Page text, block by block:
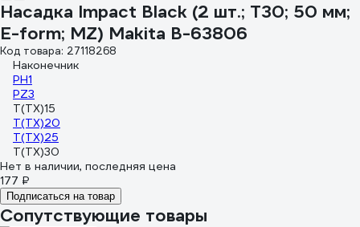
Насадка Impact Black (2 шт.; T30; 50 мм;
E-form; MZ) Makita B-63806
Код товара: 27118268
Наконечник
PH1
PZ3
Т(ТХ)15
Т(ТХ)20
Т(ТХ)25
Т(ТХ)30
Нет в наличии, последняя цена
177 ₽
Подписаться на товар
Сопутствующие товары